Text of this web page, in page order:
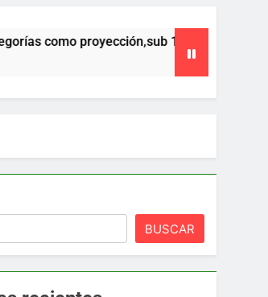
listo su fichaje17,sub 16 y sub 15 ,que
BUSCAR